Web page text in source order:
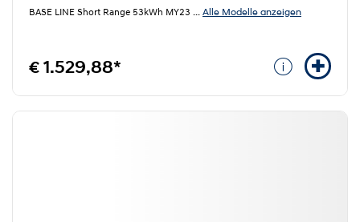
BASE LINE Short Range 53kWh MY23 ... Alle Modelle anzeigen
€ 1.529,88*